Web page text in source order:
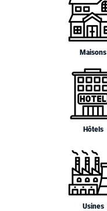
Maisons
Hôtels
Usines